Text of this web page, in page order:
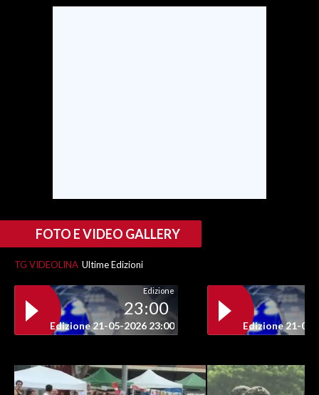
FOTO E VIDEO GALLERY
TG VIDEOLINA Ultime Edizioni
Edizione
23:00
Edizione 21-05-2026 23:00 Edizione 21-05-